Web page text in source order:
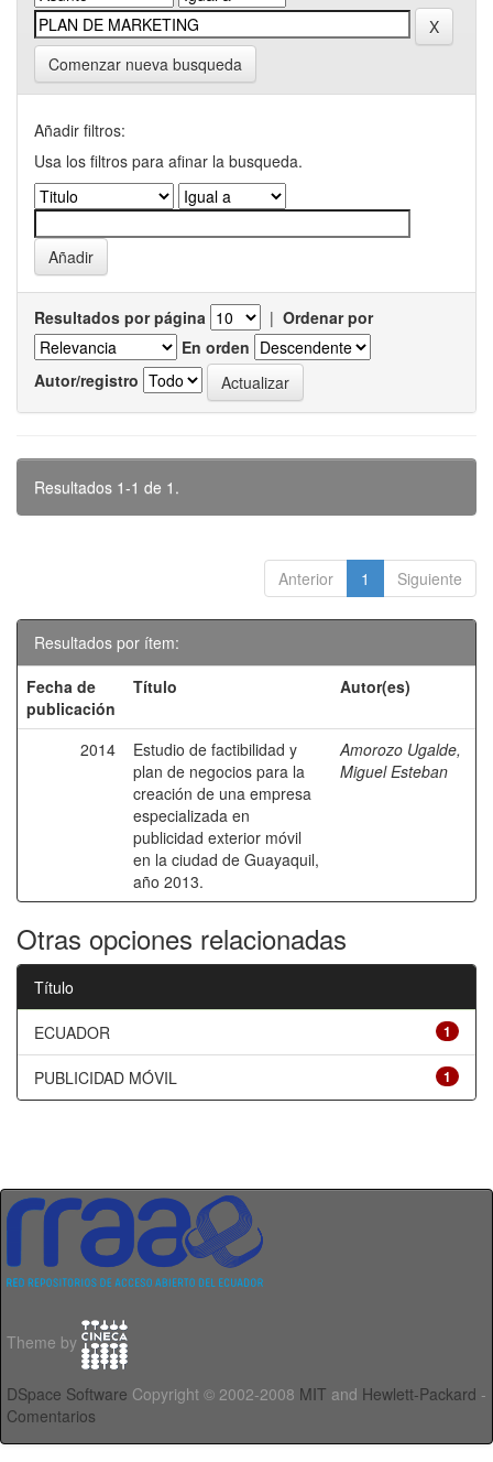
Comenzar nueva busqueda
Añadir filtros:
Usa los filtros para afinar la busqueda.
Resultados por página | Ordenar por
En orden
Autor/registro
Resultados 1-1 de 1.
Anterior 1 Siguiente
Resultados por ítem:
Fecha de
publicación
Título Autor(es)
2014
Estudio de factibilidad y
plan de negocios para la
creación de una empresa
especializada en
publicidad exterior móvil
en la ciudad de Guayaquil,
año 2013.
Amorozo Ugalde,
Miguel Esteban
Otras opciones relacionadas
Título
1
ECUADOR
1
PUBLICIDAD MÓVIL
Theme by
DSpace Software Copyright © 2002-2008 MIT and Hewlett-Packard -
Comentarios